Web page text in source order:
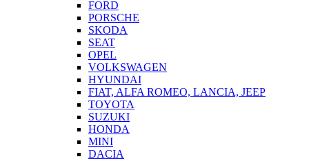
FORD
PORSCHE
SKODA
SEAT
OPEL
VOLKSWAGEN
HYUNDAI
FIAT, ALFA ROMEO, LANCIA, JEEP
TOYOTA
SUZUKI
HONDA
MINI
DACIA